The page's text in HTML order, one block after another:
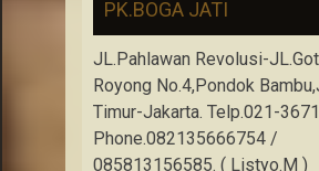
PK.BOGA JATI
JL.Pahlawan Revolusi-
Royong No.4,Pondok
Timur-Jakarta. Telp.021-
Phone.082135666754 /
085813156585. ( Listyo.M )